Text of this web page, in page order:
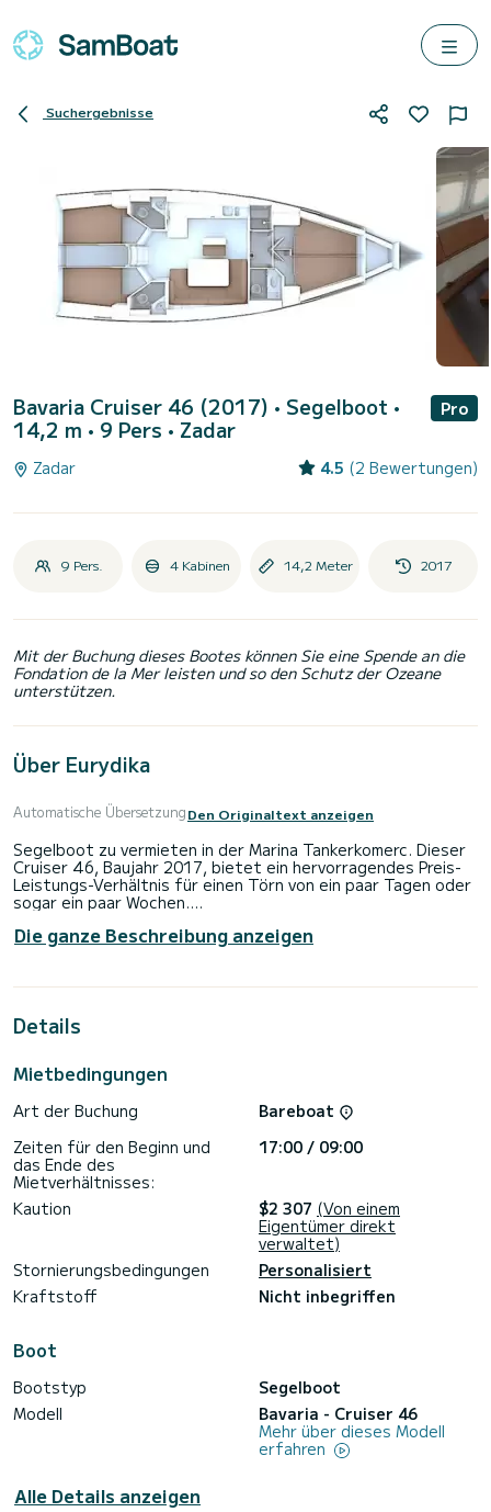
Suchergebnisse
Bavaria Cruiser 46 (2017) • Segelboot •
14,2 m • 9 Pers • Zadar
Pro
Zadar 4.5 (2 Bewertungen)
9 Pers. 4 Kabinen 14,2 Meter 2017
Mit der Buchung dieses Bootes können Sie eine Spende an die
Fondation de la Mer leisten und so den Schutz der Ozeane
unterstützen.
Über Eurydika
Automatische ÜbersetzungDen Originaltext anzeigen
Segelboot zu vermieten in der Marina Tankerkomerc. Dieser
Cruiser 46, Baujahr 2017, bietet ein hervorragendes Preis-
Leistungs-Verhältnis für einen Törn von ein paar Tagen oder
sogar ein paar Wochen.
Das Boot verfügt über 4 Kabinen mit allem Komfort und
bietet Platz für 9 Passagiere. Mit einer Gesamtlänge von 14
außergewöhnliche Ferien auf den Gewässern der Marina
ausgestattet. Es verfügt über folgende Ausstattung:
Badeplattform.
Buchungsanfragen und Angebote werden direkt von
SamBoat bearbeitet. Über die Plattform erhalten Sie die
Die ganze Beschreibung anzeigen
Details
Mietbedingungen
Art der Buchung
Bareboat
Zeiten für den Beginn und
das Ende des
Mietverhältnisses:
17:00 / 09:00
Kaution $2 307 (Von einem
Eigentümer direkt
verwaltet)
Stornierungsbedingungen
Personalisiert
Kraftstoff
Nicht inbegriffen
Boot
Bootstyp
Segelboot
Modell
Bavaria - Cruiser 46
Mehr über dieses Modell
erfahren
Alle Details anzeigen